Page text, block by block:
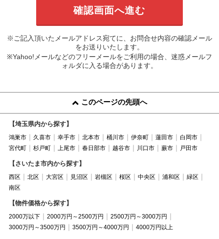
※ご記入頂いたメールアドレス宛てに、お問合せ内容の確認メール
をお送りいたします。
※Yahoo!メールなどのフリーメールをご利用の場合、迷惑メールフ
ォルダに入る場合があります。
このページの先頭へ
【埼玉県内から探す】
鴻巣市 久喜市 幸手市 北本市 桶川市 伊奈町 蓮田市
白岡市
宮代町
杉戸町 上尾市 春日部市 越谷市 川口市 蕨市 戸田市
【さいたま市内から探す】
西区 北区 大宮区 見沼区 岩槻区 桜区 中央区 浦和区
緑区
南区
【物件価格から探す】
2000万以下 2000万円～2500万円
2500万円～3000万円
3000万円～3500万円
3500万円～4000万円 4000万円以上